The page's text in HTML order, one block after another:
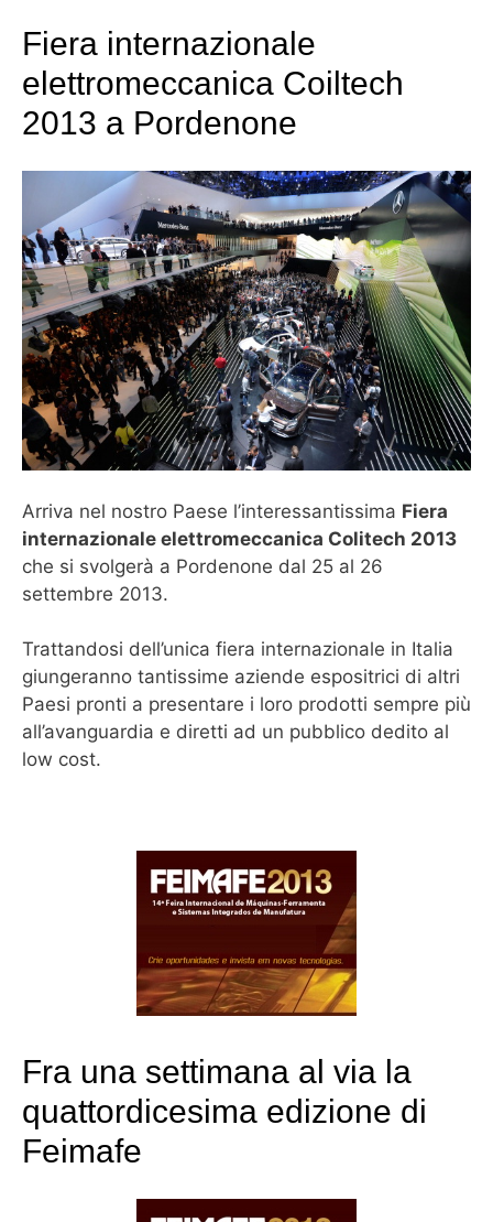
Fiera internazionale
elettromeccanica Coiltech
2013 a Pordenone
Arriva nel nostro Paese l’interessantissima Fiera
internazionale elettromeccanica Colitech 2013
che si svolgerà a Pordenone dal 25 al 26
settembre 2013.
Trattandosi dell’unica fiera internazionale in Italia
giungeranno tantissime aziende espositrici di altri
Paesi pronti a presentare i loro prodotti sempre più
all’avanguardia e diretti ad un pubblico dedito al
low cost.
Fra una settimana al via la
quattordicesima edizione di
Feimafe